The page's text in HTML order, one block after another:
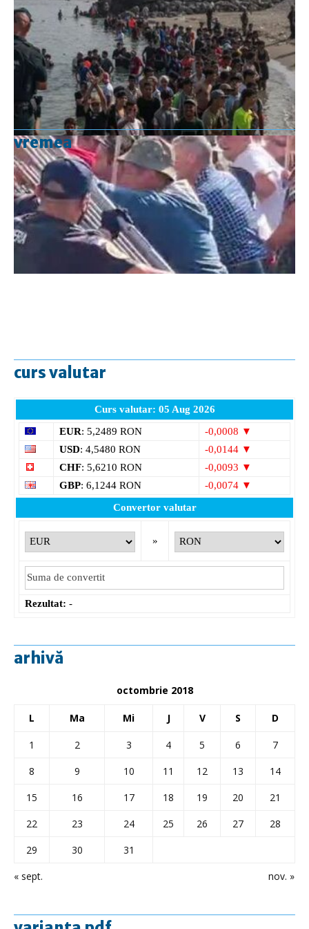
vremea
curs valutar
Curs valutar: 05 Aug 2026
EUR: 5,2489 RON
-0,0008 ▼
USD: 4,5480 RON
-0,0144 ▼
CHF: 5,6210 RON
-0,0093 ▼
GBP: 6,1244 RON
-0,0074 ▼
Convertor valutar
»
Rezultat: -
arhivă
octombrie 2018
L Ma Mi J V S D
« sept. nov. »
1 2 3 4 5 6
7
8
9 10 11 12 13
14
15
16 17 18 19 20
21
22
23 24 25 26 27
28
29
30 31